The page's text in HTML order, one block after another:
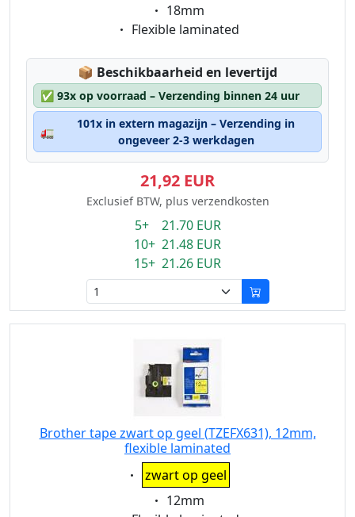
Eigenschaft:
18mm
Eigenschaft:
Flexible laminated
📦 Lagerstatus:
Beschikbaarheid en levertijd
✅ 93x op voorraad – Verzending binnen 24 uur
🚛
101x in extern magazijn – Verzending in
ongeveer 2-3 werkdagen
21,92 EUR
Exclusief BTW, plus verzendkosten
5+ 21.70 EUR
10+ 21.48 EUR
15+ 21.26 EUR
Brother tape zwart op geel (TZEFX631), 12mm,
flexible laminated
Eigenschaft:
zwart op geel
Eigenschaft:
12mm